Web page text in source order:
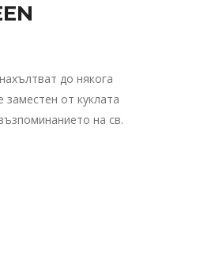
до някога
от куклата
на св.